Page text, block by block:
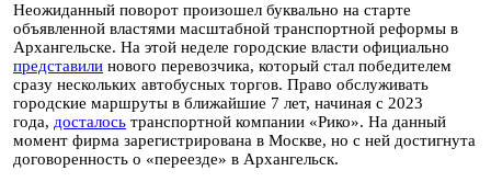
Неожиданный поворот произошел буквально на старте
объявленной властями масштабной транспортной реформы в
Архангельске. На этой неделе городские власти официально
представили нового перевозчика, который стал победителем
сразу нескольких автобусных торгов. Право обслуживать
городские маршруты в ближайшие 7 лет, начиная с 2023
года, досталось транспортной компании «Рико». На данный
момент фирма зарегистрирована в Москве, но с ней достигнута
договоренность о «переезде» в Архангельск.